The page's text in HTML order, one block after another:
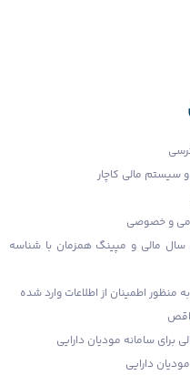
سیستم مالی کاچار
و خصوصی
مالی و مپینگ همزمان با شناسه
اطمینان از اطلاعات وارد شده
برای سامانه مودیان دارایی
دارایی